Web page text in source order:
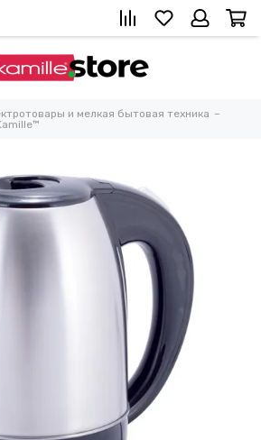
и мелкая бытовая техника